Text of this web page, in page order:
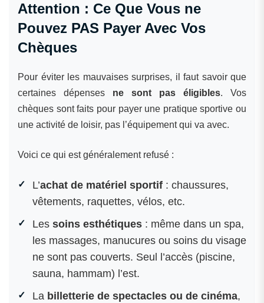
Attention : Ce Que Vous ne
Pouvez PAS Payer Avec Vos
Chèques
Pour éviter les mauvaises surprises, il faut savoir que
certaines dépenses ne sont pas éligibles. Vos
chèques sont faits pour payer une pratique sportive ou
une activité de loisir, pas l’équipement qui va avec.
Voici ce qui est généralement refusé :
L’achat de matériel sportif : chaussures,
vêtements, raquettes, vélos, etc.
Les soins esthétiques : même dans un spa,
les massages, manucures ou soins du visage
ne sont pas couverts. Seul l’accès (piscine,
sauna, hammam) l’est.
La billetterie de spectacles ou de cinéma,